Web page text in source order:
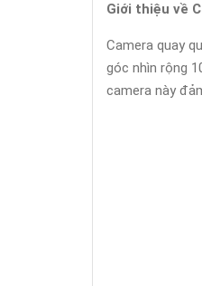
Giới thiệu về
Camera quay
góc nhìn rộng
camera này